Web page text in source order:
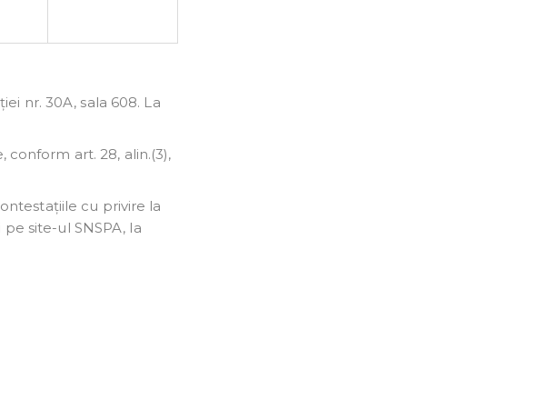
nr. 30A, sala 608. La
art. 28, alin.(3),
cu privire la
site-ul SNSPA, la